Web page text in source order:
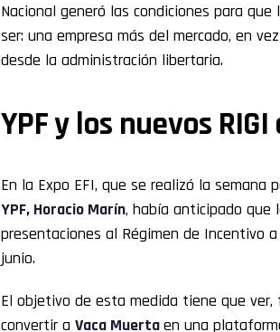
Nacional generó las condiciones para
ser: una empresa más del mercado, en
desde la administración libertaria.
YPF y los nuevos
En la Expo EFI, que se realizó la semana
YPF, Horacio Marín, había anticipado que
presentaciones al Régimen de Incentivo
junio.
El objetivo de esta medida tiene que
convertir a Vaca Muertaen una